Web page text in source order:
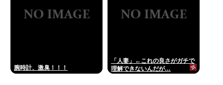
腕時計、激臭！！！
「人妻」←これの良さがガチで
理解できないんだが…